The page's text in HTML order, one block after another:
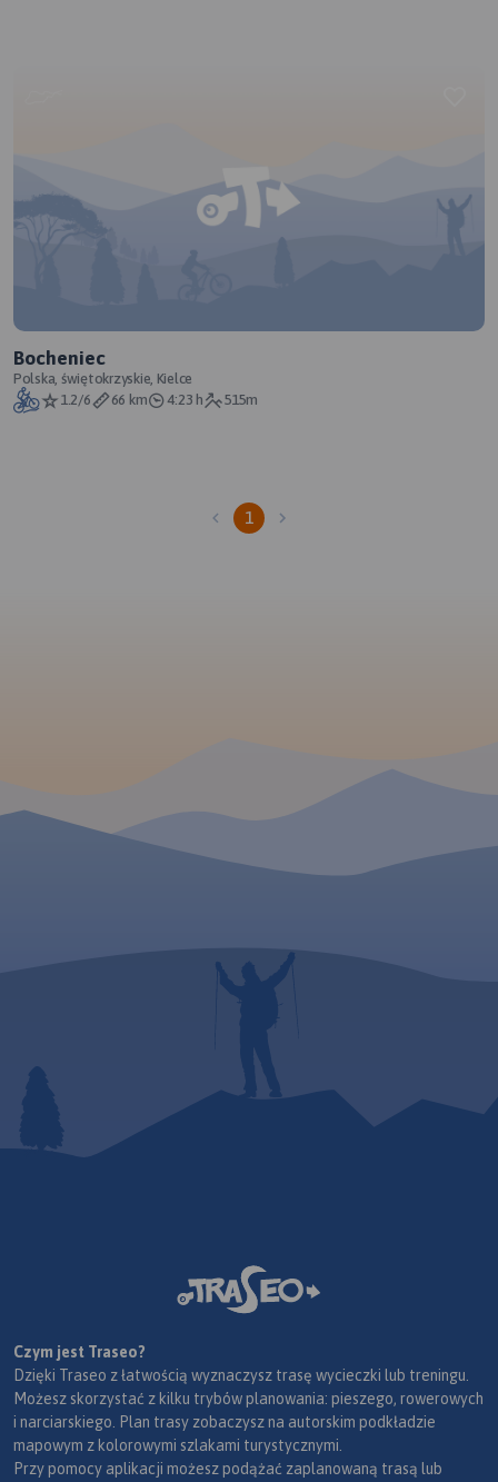
Bocheniec
Polska, świętokrzyskie, Kielce
1.2/6
66 km 4:23 h 515m
1
Czym jest Traseo?
Dzięki Traseo z łatwością wyznaczysz trasę wycieczki lub treningu.
Możesz skorzystać z kilku trybów planowania: pieszego, rowerowych
i narciarskiego. Plan trasy zobaczysz na autorskim podkładzie
mapowym z kolorowymi szlakami turystycznymi.
Przy pomocy aplikacji możesz podążać zaplanowaną trasą lub